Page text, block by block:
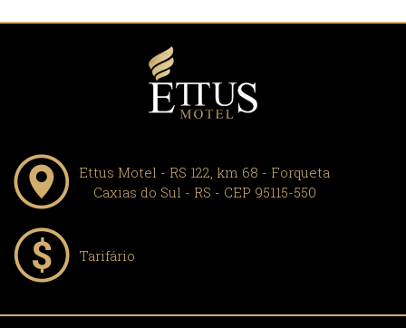
Ettus Motel - RS 122, km 68 - Forqueta
Caxias do Sul - RS - CEP 95115-550
Tarifário